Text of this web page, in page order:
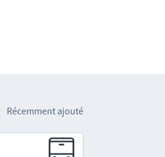
Récemment ajouté